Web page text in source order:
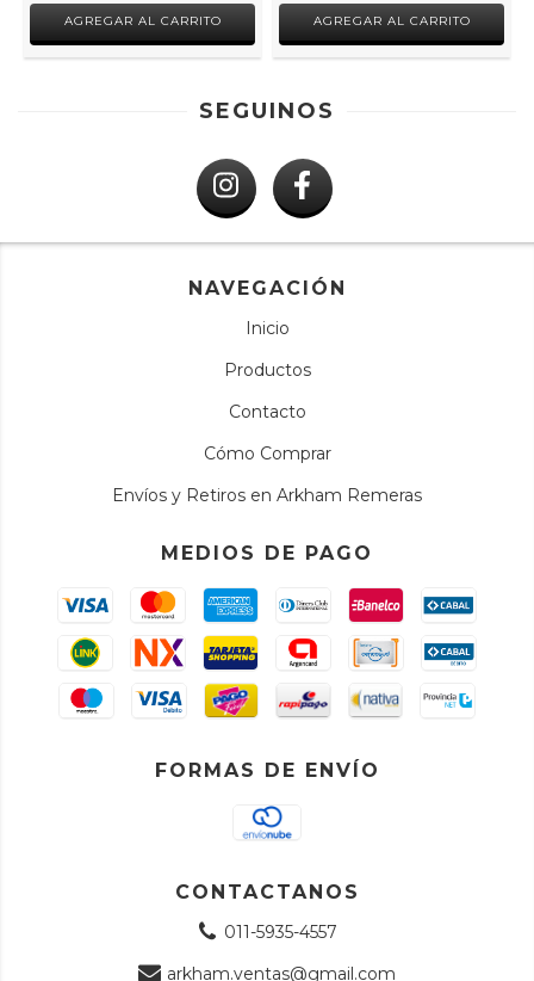
AGREGAR AL CARRITO AGREGAR AL CARRITO
SEGUINOS
NAVEGACIÓN
Inicio
Productos
Contacto
Cómo Comprar
Envíos y Retiros en Arkham Remeras
MEDIOS DE PAGO
FORMAS DE ENVÍO
CONTACTANOS
011-5935-4557
arkham.ventas@gmail.com